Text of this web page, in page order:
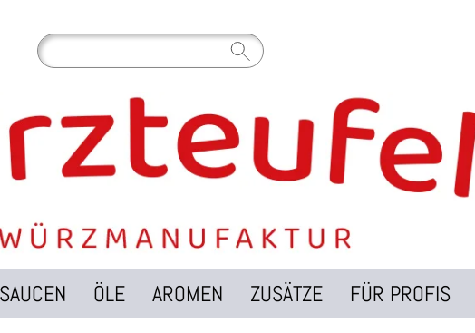
SAUCEN ÖLE AROMEN ZUSÄTZE FÜR PROFIS